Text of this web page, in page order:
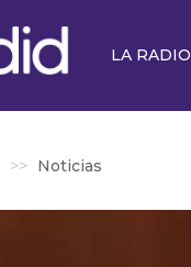
LA RADIO
Noticias